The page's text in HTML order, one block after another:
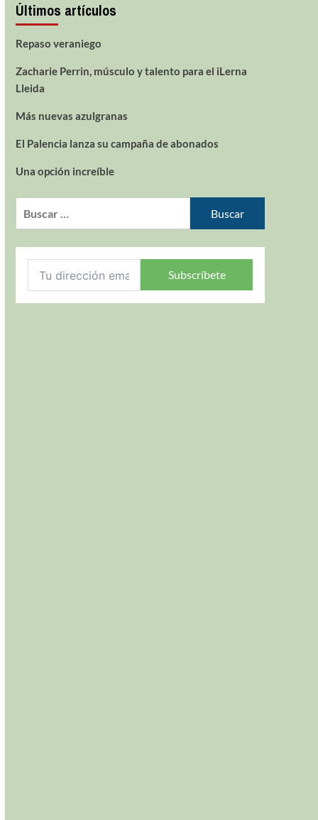
Últimos artículos
Repaso veraniego
Zacharie Perrin, músculo y talento para el iLerna
Lleida
Más nuevas azulgranas
El Palencia lanza su campaña de abonados
Una opción increíble
Subscríbete